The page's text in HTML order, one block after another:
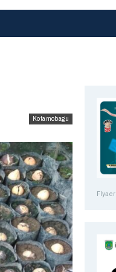
Kotamobagu
Flyaer